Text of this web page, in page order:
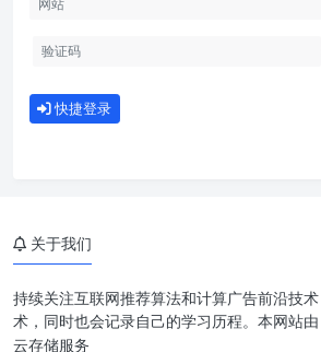
快捷登录
关于我们
持续关注互联网推荐算法和计算广告前沿技
术，同时也会记录自己的学习历程。本网站由
云存储服务